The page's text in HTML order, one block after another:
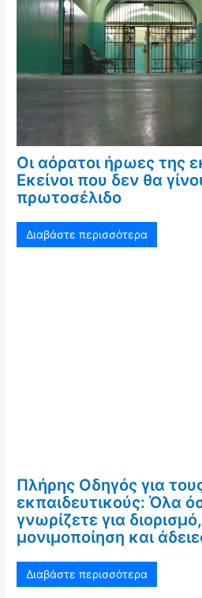
Οι αόρατοι ήρωες της
Εκείνοι που δεν θα
πρωτοσέλιδο
Διαβάστε περισσότερα
Πλήρης Οδηγός για
εκπαιδευτικούς: Όλα
γνωρίζετε για
μονιμοποίηση και
Διαβάστε περισσότερα